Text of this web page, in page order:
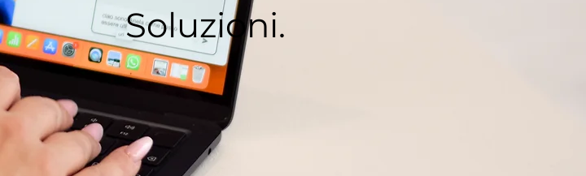
Soluzioni.